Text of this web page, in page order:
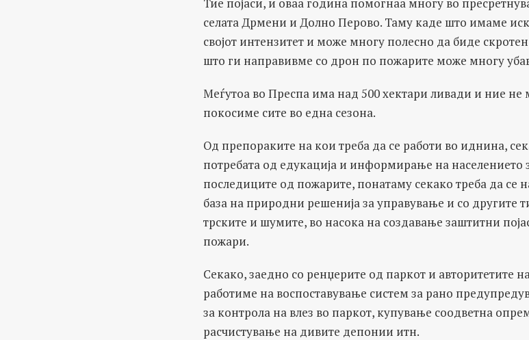
селата Дрмени и Долно Перово. Таму каде што имаме
својот интензитет и може многу полесно да биде
што ги направивме со дрон по пожарите може многу
Меѓутоа во Преспа има над 500 хектари ливади и ние
покосиме сите во една сезона.
Од препораките на кои треба да се работи во иднина,
потребата од едукација и информирање на населението
последиците од пожарите, понатаму секако треба да се
база на природни решенија за управување и со другите
трските и шумите, во насока на создавање заштитни
пожари.
Секако, заедно со ренџерите од паркот и авторитетите
работиме на воспоставување систем за рано
за контрола на влез во паркот, купување соодветна
расчистување на дивите депонии итн.